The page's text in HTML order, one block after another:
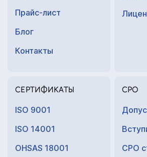
Прайс-лист
Блог
Контакты
СЕРТИФИКАТЫ
ISO 9001
ISO 14001
OHSAS 18001
СРО
СРО